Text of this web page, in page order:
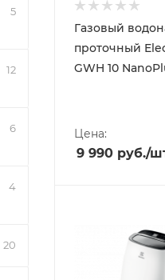
Газовый
проточный
GWH 10
Цена:
9 990 руб./
5
12
6
4
20